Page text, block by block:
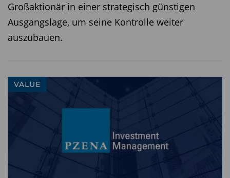
Rendite-Risiko-Profil
Seit Auflegung im August 2019 hat sich der Fonds
World ETF hat der Fonds um zehn Prozentpunkte
hinter sich gelassen. Die Volatilität lag dafür
allerdings etwas höher.
Der MFS Contrarian Value-Fonds ist trotz seines
Großaktionär in einer strategisch günstigen
Ausgangslage, um seine Kontrolle weiter
auszubauen.
VALUE